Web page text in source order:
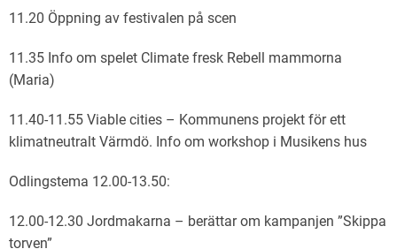
11.20 Öppning av festivalen på scen
11.35 Info om spelet Climate fresk Rebell mammorna
(Maria)
11.40-11.55 Viable cities – Kommunens projekt för ett
klimatneutralt Värmdö. Info om workshop i Musikens hus
Odlingstema 12.00-13.50:
12.00-12.30 Jordmakarna – berättar om kampanjen ”Skippa
torven”